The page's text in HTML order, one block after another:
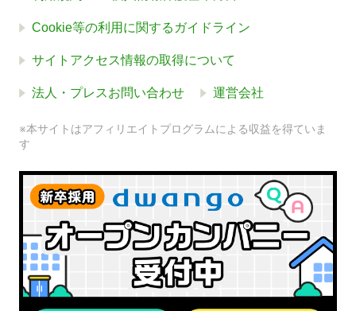
Cookie等の利用に関するガイドライン
サイトアクセス情報の取得について
法人・プレスお問い合わせ 運営会社
※本サイトはアフィリエイトプログラムによる収益を得ていま
す